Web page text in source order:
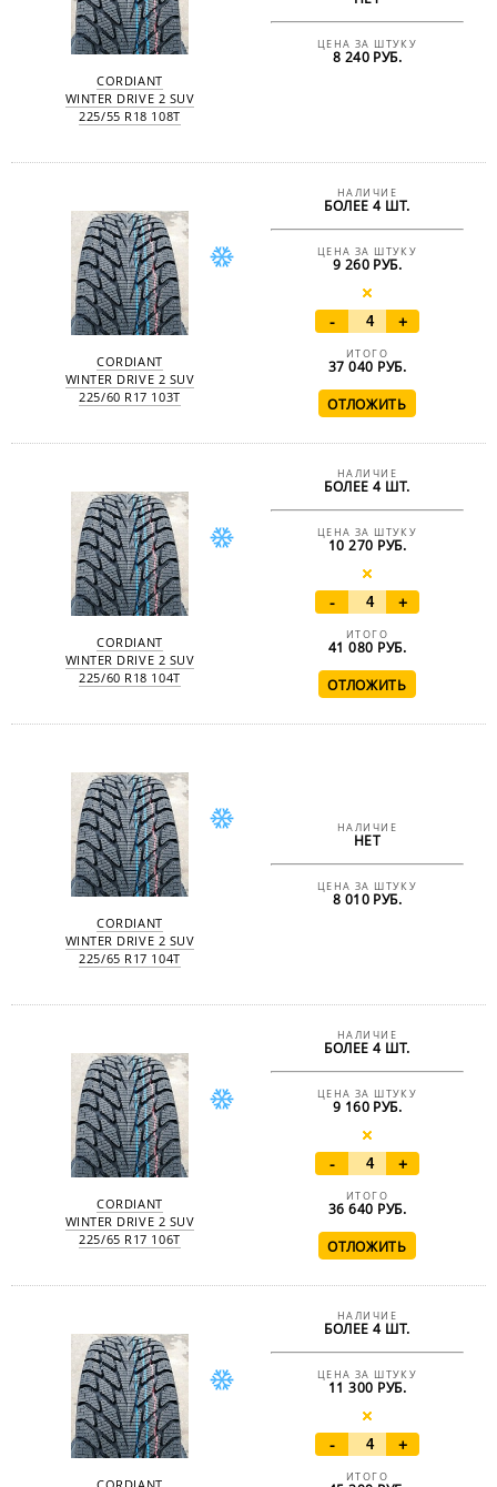
CORDIANT
WINTER DRIVE 2 SUV
225/55 R18 108T
ЦЕНА ЗА ШТУКУ
8 240 РУБ.
CORDIANT
WINTER DRIVE 2 SUV
225/60 R17 103T
НАЛИЧИЕ
БОЛЕЕ 4 ШТ.
ЦЕНА ЗА ШТУКУ
9 260 РУБ.
- +
ИТОГО
37 040 РУБ.
CORDIANT
WINTER DRIVE 2 SUV
225/60 R18 104T
НАЛИЧИЕ
БОЛЕЕ 4 ШТ.
ЦЕНА ЗА ШТУКУ
10 270 РУБ.
- +
ИТОГО
41 080 РУБ.
CORDIANT
WINTER DRIVE 2 SUV
225/65 R17 104T
НАЛИЧИЕ
НЕТ
ЦЕНА ЗА ШТУКУ
8 010 РУБ.
CORDIANT
WINTER DRIVE 2 SUV
225/65 R17 106T
НАЛИЧИЕ
БОЛЕЕ 4 ШТ.
ЦЕНА ЗА ШТУКУ
9 160 РУБ.
- +
ИТОГО
36 640 РУБ.
НАЛИЧИЕ
БОЛЕЕ 4 ШТ.
ЦЕНА ЗА ШТУКУ
11 300 РУБ.
- +
ИТОГО